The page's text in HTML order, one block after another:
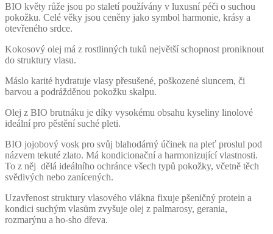
BIO květy růže jsou po staletí používány v luxusní péči o suchou
pokožku. Celé věky jsou ceněny jako symbol harmonie, krásy a
otevřeného srdce.
Kokosový olej má z rostlinných tuků největší schopnost proniknout
do struktury vlasu.
Máslo karité hydratuje vlasy přesušené, poškozené sluncem, či
barvou a podrážděnou pokožku skalpu.
Olej z BIO brutnáku je díky vysokému obsahu kyseliny linolové
ideální pro pěstění suché pleti.
BIO jojobový vosk pro svůj blahodárný účinek na pleť proslul pod
názvem tekuté zlato. Má kondicionační a harmonizující vlastnosti.
To z něj dělá ideálního ochránce všech typů pokožky, včetně těch
svědivých nebo zanícených.
Uzavřenost struktury vlasového vlákna fixuje pšeničný protein a
kondici suchým vlasům zvyšuje olej z palmarosy, gerania,
rozmarýnu a ho-sho dřeva.